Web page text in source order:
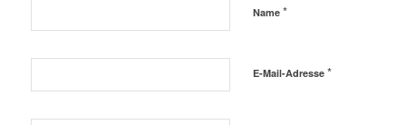
Name *
E-Mail-Adresse *